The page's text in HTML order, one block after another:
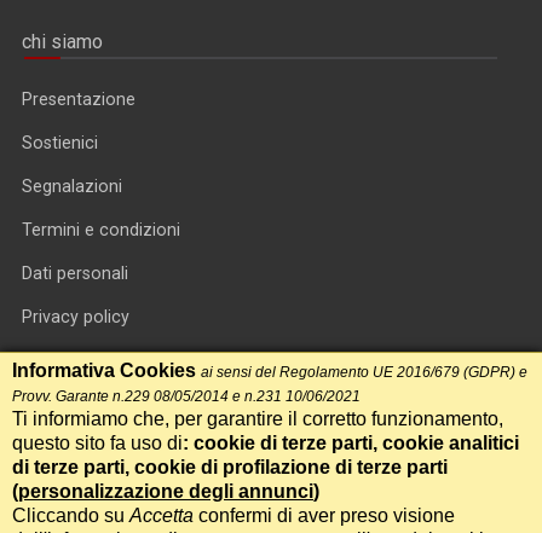
chi siamo
Presentazione
Sostienici
Segnalazioni
Termini e condizioni
Dati personali
Privacy policy
Informativa cookie
RSS feed
RSS Top News
Contatti
Informativa Cookies ai sensi del Regolamento UE 2016/679 (GDPR) e
Provv. Garante n.229 08/05/2014 e n.231 10/06/2021
Ti informiamo che, per garantire il corretto funzionamento,
questo sito fa uso di: cookie di terze parti, cookie analitici
di terze parti, cookie di profilazione di terze parti
(personalizzazione degli annunci)
Cliccando su Accetta confermi di aver preso visione